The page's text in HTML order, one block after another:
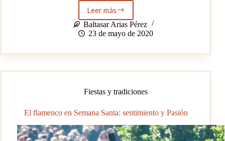
Leer más
Una
visita
virtual
Velázquez
Baltasar Arias Pérez
23 de mayo de 2020
Fiestas y tradiciones
El flamenco en Semana Santa: sentimiento y Pasión